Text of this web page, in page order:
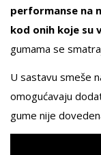
performanse na
kod onih koje su
gumama se
U sastavu smeše
omogućavaju
gume nije